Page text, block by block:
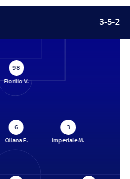
3-5-2
98
Fiorillo V.
6
Oliana F.
3
Imperiale M.